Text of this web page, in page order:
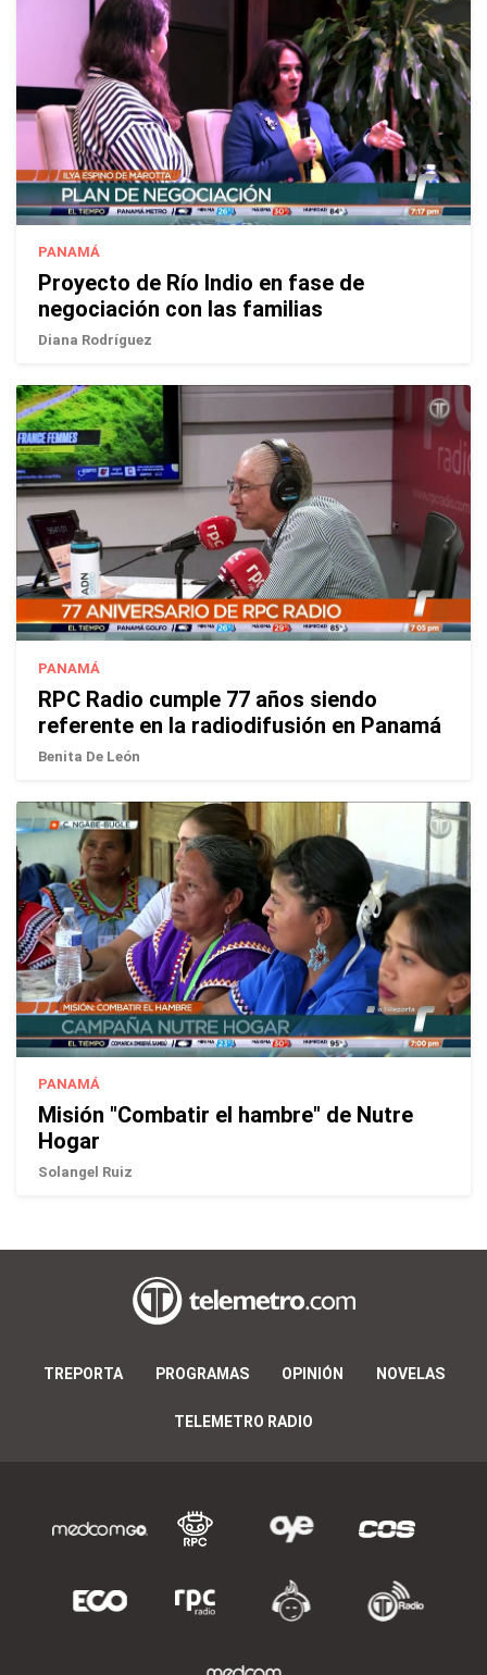
PANAMÁ
Proyecto de Río Indio en fase de
negociación con las familias
Diana Rodríguez
PANAMÁ
RPC Radio cumple 77 años siendo
referente en la radiodifusión en Panamá
Benita De León
PANAMÁ
Misión "Combatir el hambre" de Nutre
Hogar
Solangel Ruiz
TREPORTA PROGRAMAS OPINIÓN NOVELAS
TELEMETRO RADIO